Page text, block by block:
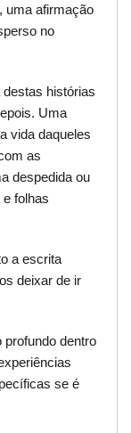
uma afirmação
no
histórias
Uma
vida daqueles
as
despedida ou
folhas
a escrita
deixar de ir
dentro
se é